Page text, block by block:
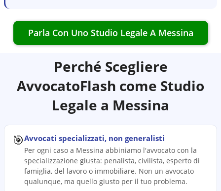
Parla Con Uno Studio Legale A Messina
Perché Scegliere
AvvocatoFlash come Studio
Legale a Messina
🎯Avvocati specializzati, non generalisti
Per ogni caso a Messina abbiniamo l'avvocato con la
specializzazione giusta: penalista, civilista, esperto di
famiglia, del lavoro o immobiliare. Non un avvocato
qualunque, ma quello giusto per il tuo problema.